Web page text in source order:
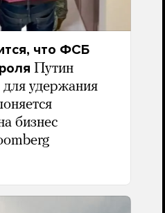
что ФСБ
Путин
для удержания
бизнес